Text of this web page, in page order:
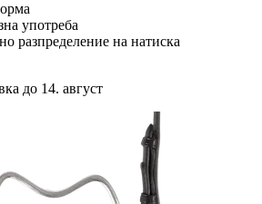
употреба
разпределение на натиска
до 14. август